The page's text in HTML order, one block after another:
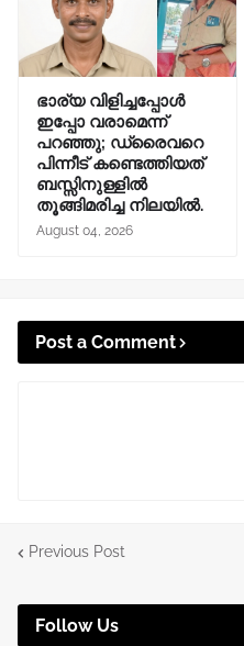
ഭാര്യ വിളിച്ചപ്പോള്‍
ഇപ്പോ വരാമെന്ന്
പറഞ്ഞു; ഡ്രൈവറെ
പിന്നീട് കണ്ടെത്തിയത്
ബസ്സിനുള്ളില്‍
തൂങ്ങിമരിച്ച നിലയിൽ.
August 04, 2026
Post a Comment
Previous Post
Follow Us